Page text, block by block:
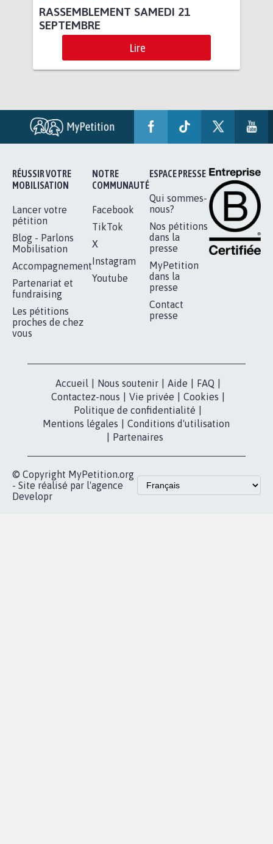
RASSEMBLEMENT SAMEDI 21
SEPTEMBRE
Lire
RÉUSSIR VOTRE
MOBILISATION
Lancer votre
pétition
Blog - Parlons
Mobilisation
Accompagnement
Partenariat et
fundraising
Les pétitions
proches de chez
vous
NOTRE
COMMUNAUTÉ
Facebook
TikTok
X
Instagram
Youtube
ESPACE PRESSE
Qui sommes-
nous?
Nos pétitions
dans la
presse
MyPetition
dans la
presse
Contact
presse
Accueil Nous soutenir Aide FAQ
Contactez-nous
Vie privée Cookies
Politique de confidentialité
Mentions légales
Conditions d'utilisation
Partenaires
© Copyright MyPetition.org
- Site réalisé par l'agence
Developr